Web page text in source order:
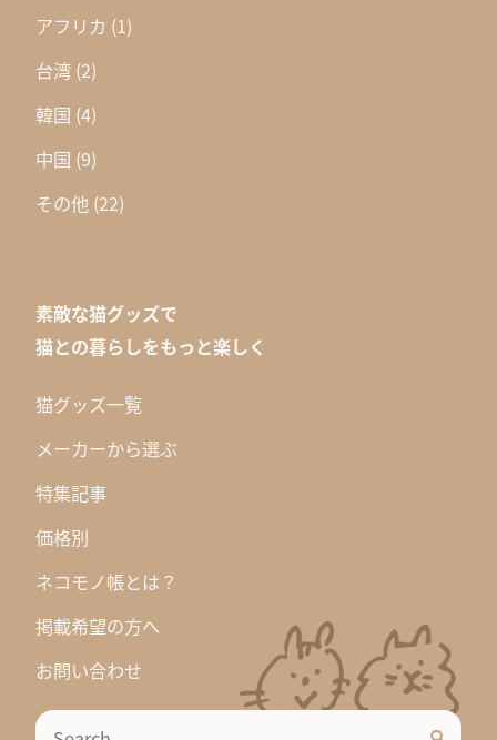
アフリカ (1)
台湾 (2)
韓国 (4)
中国 (9)
その他 (22)
素敵な猫グッズで
猫との暮らしをもっと楽しく
猫グッズ一覧
メーカーから選ぶ
特集記事
価格別
ネコモノ帳とは？
掲載希望の方へ
お問い合わせ